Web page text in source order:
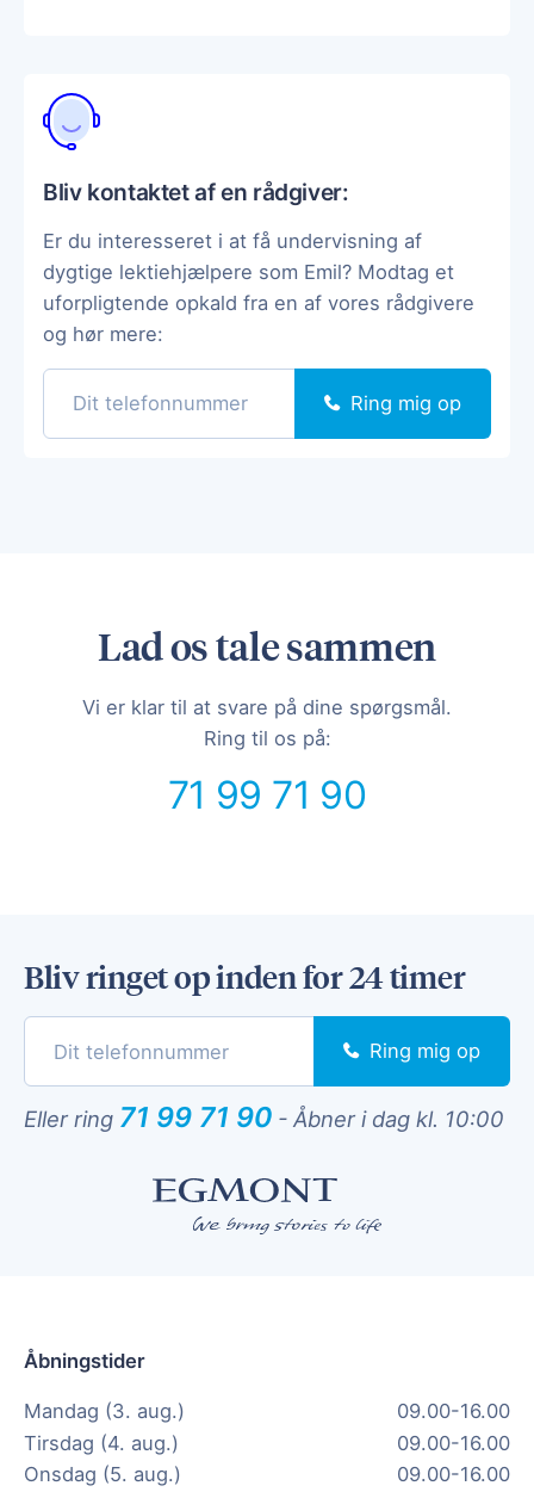
Bliv kontaktet af en rådgiver:
Er du interesseret i at få undervisning af
dygtige lektiehjælpere som Emil? Modtag et
uforpligtende opkald fra en af vores rådgivere
og hør mere:
Ring mig op
Lad os tale sammen
Vi er klar til at svare på dine spørgsmål.
Ring til os på:
71 99 71 90
Bliv ringet op inden for 24 timer
Ring mig op
Eller ring 71 99 71 90 - Åbner i dag kl. 10:00
Åbningstider
Mandag (3. aug.)
09.00-16.00
Tirsdag (4. aug.)
09.00-16.00
Onsdag (5. aug.)
09.00-16.00